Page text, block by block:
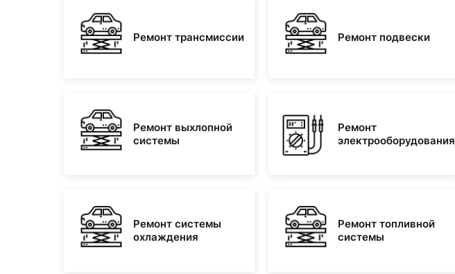
Ремонт трансмиссии Ремонт подвески
Ремонт выхлопной
системы
Ремонт
электрооборудования
Ремонт системы
охлаждения
Ремонт топливной
системы